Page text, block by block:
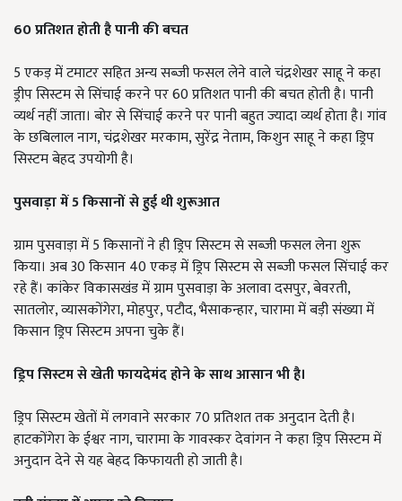
60प्रतिशत होती है पानी की बचत
5 एकड़ में टमाटर सहित अन्य सब्जी फसल लेने वाले चंद्रशेखर साहू ने कहा
ड्रीप सिस्टम से सिंचाई करने पर 60 प्रतिशत पानी की बचत होती है। पानी
व्यर्थ नहीं जाता। बोर से सिंचाई करने पर पानी बहुत ज्यादा व्यर्थ होता है। गांव
के छबिलाल नाग, चंद्रशेखर मरकाम, सुरेंद्र नेताम, किशुन साहू ने कहा ड्रिप
सिस्टम बेहद उपयोगी है।
पुसवाड़ा में 5किसानों से हुई थी शुरूआत
ग्राम पुसवाड़ा में 5 किसानों ने ही ड्रिप सिस्टम से सब्जी फसल लेना शुरू
किया। अब 30 किसान 40 एकड़ में ड्रिप सिस्टम से सब्जी फसल सिंचाई कर
रहे हैं। कांकेर विकासखंड में ग्राम पुसवाड़ा के अलावा दसपुर, बेवरती,
सातलोर, व्यासकोंगेरा, मोहपुर, पटौद, भैसाकन्हार, चारामा में बड़ी संख्या में
किसान ड्रिप सिस्टम अपना चुके हैं।
ड्रिप सिस्टम से खेती फायदेमंद होने के साथ आसान भी है।
ड्रिप सिस्टम खेतों में लगवाने सरकार 70 प्रतिशत तक अनुदान देती है।
हाटकोंगेरा के ईश्वर नाग, चारामा के गावस्कर देवांगन ने कहा ड्रिप सिस्टम में
अनुदान देने से यह बेहद किफायती हो जाती है।